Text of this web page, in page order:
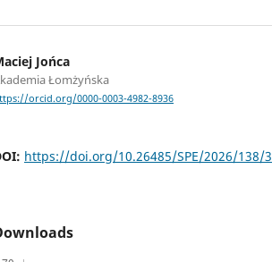
Jońca
Łomżyńska
orcid.org/0000-0003-4982-8936
https://doi.org/10.26485/SPE/2026/138/3